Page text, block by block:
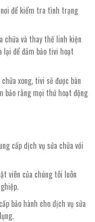
để kiểm tra tình trạng
chữa và thay thế linh kiện
lại để đảm bảo tivi hoạt
xong, tivi sẽ được bàn
bảo rằng mọi thứ hoạt động
cấp dịch vụ sửa chữa với
viên của chúng tôi luôn
bảo hành cho dịch vụ sửa